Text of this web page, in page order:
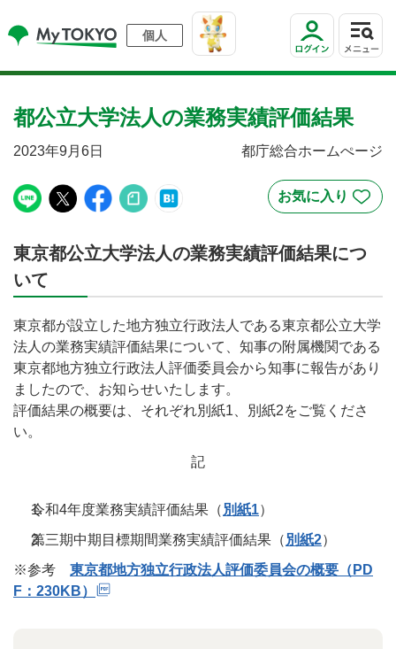
個人
都公立大学法人の業務実績評価結果
2023年9月6日 都庁総合ホームぺージ
東京都公立大学法人の業務実績評価結果につ
いて
東京都が設立した地方独立行政法人である東京都公立大学
法人の業務実績評価結果について、知事の附属機関である
東京都地方独立行政法人評価委員会から知事に報告があり
ましたので、お知らせいたします。
評価結果の概要は、それぞれ別紙1、別紙2をご覧くださ
い。
記
令和4年度業務実績評価結果（ 別紙1）
第三期中期目標期間業務実績評価結果（ 別紙2）
※参考 東京都地方独立行政法人評価委員会の概要（PD
F：230KB）